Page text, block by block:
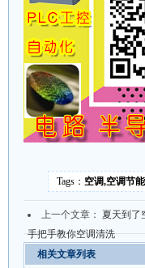
Tags： 空调,空调节能
上一个文章： 夏天到了
手把手教你空调清洗
相关文章列表